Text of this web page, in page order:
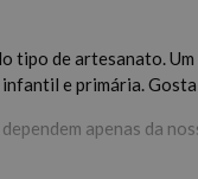
de artesanato.
e primária.
apenas da